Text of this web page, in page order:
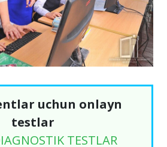
uchun onlayn
testlar
TESTLAR